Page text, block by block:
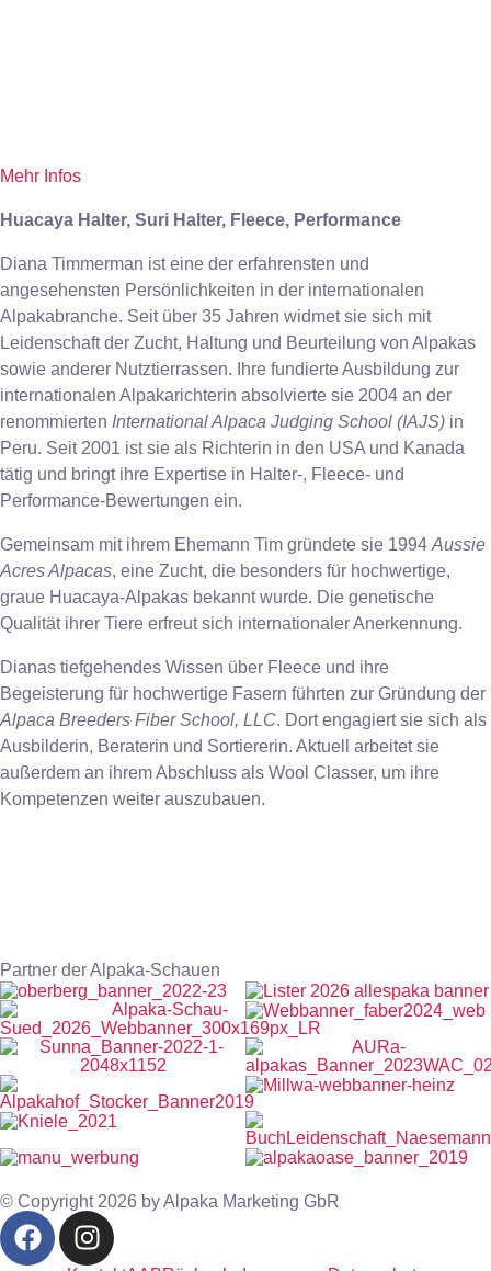
Mehr Infos
Huacaya Halter, Suri Halter, Fleece, Performance
Diana Timmerman ist eine der erfahrensten und
angesehensten Persönlichkeiten in der internationalen
Alpakabranche. Seit über 35 Jahren widmet sie sich mit
Leidenschaft der Zucht, Haltung und Beurteilung von Alpakas
sowie anderer Nutztierrassen. Ihre fundierte Ausbildung zur
internationalen Alpakarichterin absolvierte sie 2004 an der
renommierten International Alpaca Judging School (IAJS) in
Peru. Seit 2001 ist sie als Richterin in den USA und Kanada
tätig und bringt ihre Expertise in Halter-, Fleece- und
Performance-Bewertungen ein.
Gemeinsam mit ihrem Ehemann Tim gründete sie 1994 Aussie
Acres Alpacas, eine Zucht, die besonders für hochwertige,
graue Huacaya-Alpakas bekannt wurde. Die genetische
Qualität ihrer Tiere erfreut sich internationaler Anerkennung.
Dianas tiefgehendes Wissen über Fleece und ihre
Begeisterung für hochwertige Fasern führten zur Gründung der
Alpaca Breeders Fiber School, LLC. Dort engagiert sie sich als
Ausbilderin, Beraterin und Sortiererin. Aktuell arbeitet sie
außerdem an ihrem Abschluss als Wool Classer, um ihre
Kompetenzen weiter auszubauen.
Partner der Alpaka-Schauen
© Copyright 2026 by Alpaka Marketing GbR